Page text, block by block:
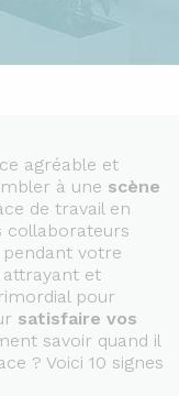
agréable et
à une scène
de travail en
collaborateurs
pendant votre
attrayant et
pour
satisfaire vos
savoir quand il
? Voici 10 signes